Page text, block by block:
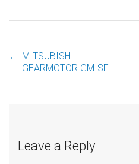
Post
← MITSUBISHI
GEARMOTOR GM-SF
Leave a Reply